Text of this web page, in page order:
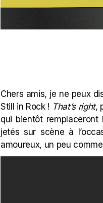
Chers amis, je ne peux
Still in Rock ! That’s right,
qui bientôt
jetés sur scène à
amoureux, un peu